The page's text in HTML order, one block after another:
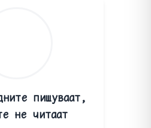
пишуваат,
не читаат